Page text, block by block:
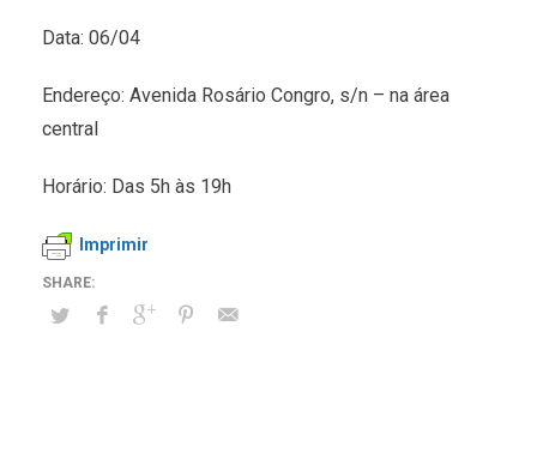
Data: 06/04
Endereço: Avenida Rosário Congro, s/n – na área
central
Horário: Das 5h às 19h
Imprimir